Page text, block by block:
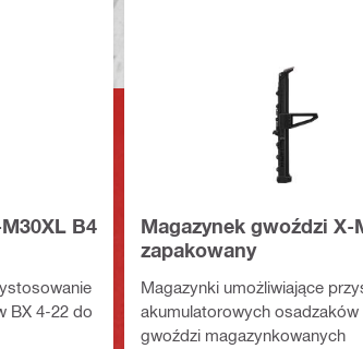
B4
BX 4-22 do
Magazynek gwoździ X-
zapakowany
Magazynki umożliwiające
akumulatorowych osadzaków
gwoździ magazynkowanych